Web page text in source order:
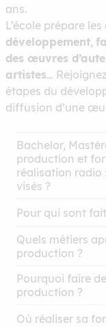
ans.
L’école prépare
développement,
des œuvres
artistes…
étapes du
diffusion d’une
Bachelor,
production et
réalisation radio
visés ?
Mastère Pro
Pour qui sont
Quels métiers
production ?
Assistant de
Pourquoi faire
production ?
Où réaliser sa